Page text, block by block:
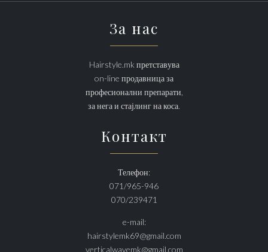
За нас
Hairstyle.mk претставува
on-line продавница за
професионални препарати,
за нега и стајлинг на коса.
Контакт
Телефон:
071/965-946
070/239471
e-mail:
hairstylemk69@gmail.com
verticalwavemk@gmail.com